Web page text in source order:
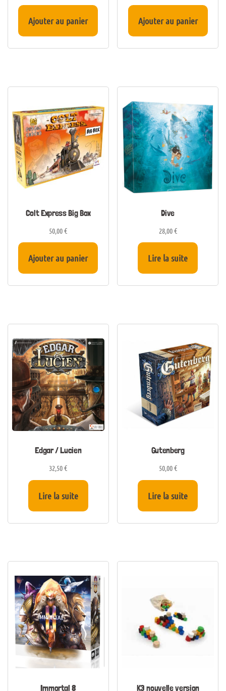
Ajouter au panier Ajouter au panier
Colt Express Big Box
50,00€
Ajouter au panier
Dive
28,00€
Lire la suite
Edgar / Lucien
32,50€
Lire la suite
Gutenberg
50,00€
Lire la suite
Immortal 8 K3 nouvelle version